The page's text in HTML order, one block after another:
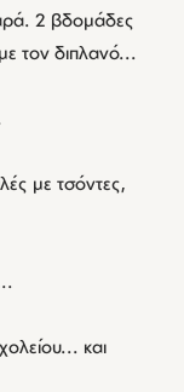
2 βδομάδες
τον διπλανό...
με τσόντες,
και